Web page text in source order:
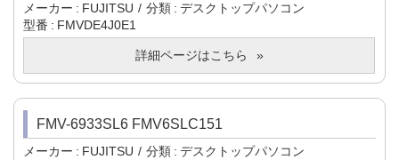
メーカー FUJITSU 分類
デスクトップパソコン
型番
FMVDE4J0E1
詳細ページはこちら
FMV-6933SL6 FMV6SLC151
メーカー FUJITSU 分類
デスクトップパソコン